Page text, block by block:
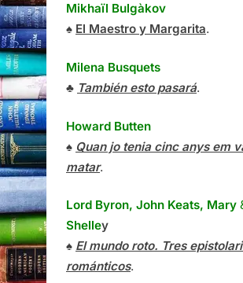
Mikhaïl Bulgàkov
♠ El Maestro y Margarita.
Milena Busquets
♣ También esto pasará.
Howard Butten
♠ Quan jo tenia cinc anys em
matar.
Lord Byron, John Keats, Mary
Shelley
♠ El mundo roto. Tres
románticos.